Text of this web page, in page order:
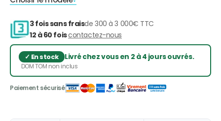
3 fois sans fraisde 300 à 3 000€ TTC
12 à 60 foiscontactez-nous
Livré chez vous en 2 à 4 jours ouvrés.
DOM TOM non inclus